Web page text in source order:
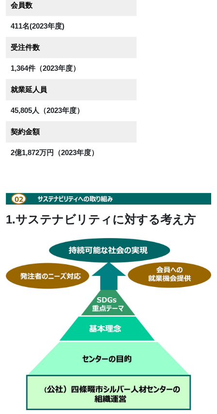
会員数
411名(2023年度)
受注件数
1,364件（2023年度）
就業延人員
45,805人（2023年度）
契約金額
2億1,872万円（2023年度）
1.サステナビリティに対する考え方